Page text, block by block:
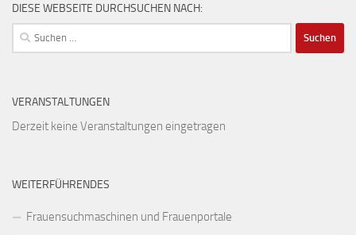
DIESE WEBSEITE DURCHSUCHEN NACH:
Suchen
nach:
VERANSTALTUNGEN
Derzeit keine Veranstaltungen eingetragen
WEITERFÜHRENDES
Frauensuchmaschinen und Frauenportale